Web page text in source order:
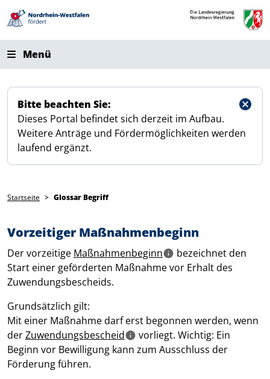
Direkt zum Inhalt
Menü
Bitte beachten Sie:
Dieses Portal befindet sich derzeit im Aufbau.
Weitere Anträge und Fördermöglichkeiten werden
laufend ergänzt.
Pfadnavigation
Startseite Glossar Begriff
Vorzeitiger Maßnahmenbeginn
Der vorzeitige Maßnahmenbeginn
bezeichnet den
Start einer geförderten Maßnahme vor Erhalt des
Zuwendungsbescheids.
Grundsätzlich gilt:
Mit einer Maßnahme darf erst begonnen werden, wenn
derZuwendungsbescheid
vorliegt. Wichtig: Ein
Beginn vor Bewilligung kann zum Ausschluss der
Förderung führen.